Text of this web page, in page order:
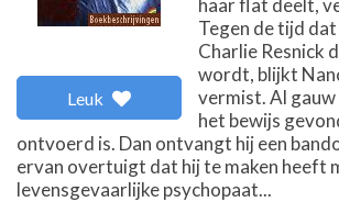
Leuk
Tegen de tijd
Charlie Resnick
wordt, blijkt
vermist. Al
het bewijs
ontvoerd is. Dan ontvangt hij een
ervan overtuigt dat hij te maken heeft
levensgevaarlijke psychopaat...